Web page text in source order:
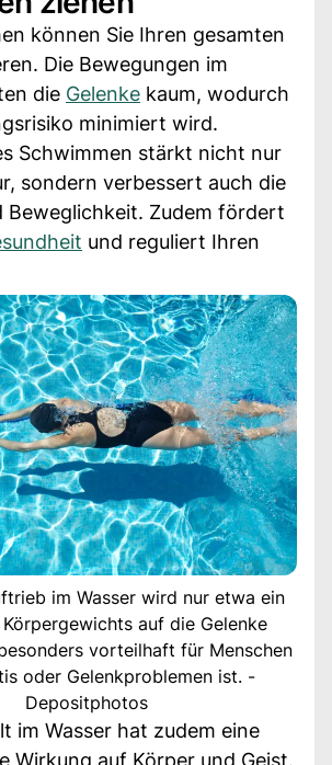
können Sie Ihren gesamten
Die Bewegungen im
die Gelenke kaum, wodurch
minimiert wird.
Schwimmen stärkt nicht nur
sondern verbessert auch die
Beweglichkeit. Zudem fördert
und reguliert Ihren
im Wasser wird nur etwa ein
auf die Gelenke
vorteilhaft für Menschen
oder Gelenkproblemen ist. -
Depositphotos
im Wasser hat zudem eine
Wirkung auf Körper und Geist.